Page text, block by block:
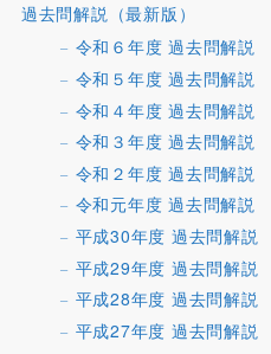
過去問解説（最新版）
令和６年度 過去問解説
令和５年度 過去問解説
令和４年度 過去問解説
令和３年度 過去問解説
令和２年度 過去問解説
令和元年度 過去問解説
平成30年度 過去問解説
平成29年度 過去問解説
平成28年度 過去問解説
平成27年度 過去問解説